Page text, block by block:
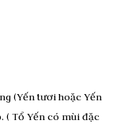
(Yến tươi hoặc Yến
( Tổ Yến có mùi đặc